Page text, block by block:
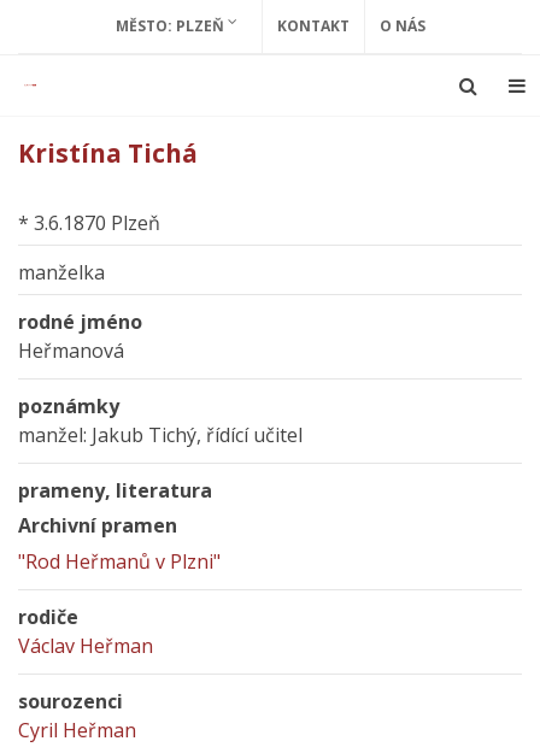
MĚSTO: PLZEŇ KONTAKT O NÁS
Kristína Tichá
* 3.6.1870 Plzeň
manželka
rodné jméno
Heřmanová
poznámky
manžel: Jakub Tichý, řídící učitel
prameny, literatura
Archivní pramen
"Rod Heřmanů v Plzni"
rodiče
Václav Heřman
sourozenci
Cyril Heřman